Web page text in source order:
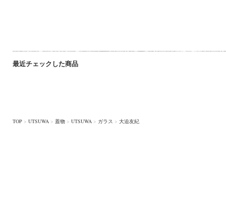
最近チェックした商品
TOP > UTSUWA > 蓋物 > UTSUWA > ガラス > 大迫友紀